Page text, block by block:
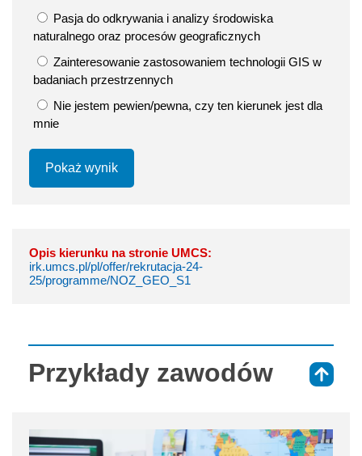
Pasja do odkrywania i analizy środowiska
naturalnego oraz procesów geograficznych
Zainteresowanie zastosowaniem technologii GIS w
badaniach przestrzennych
Nie jestem pewien/pewna, czy ten kierunek jest dla
mnie
Pokaż wynik
Opis kierunku na stronie UMCS:
irk.umcs.pl/pl/offer/rekrutacja-24-
25/programme/NOZ_GEO_S1
Przykłady zawodów